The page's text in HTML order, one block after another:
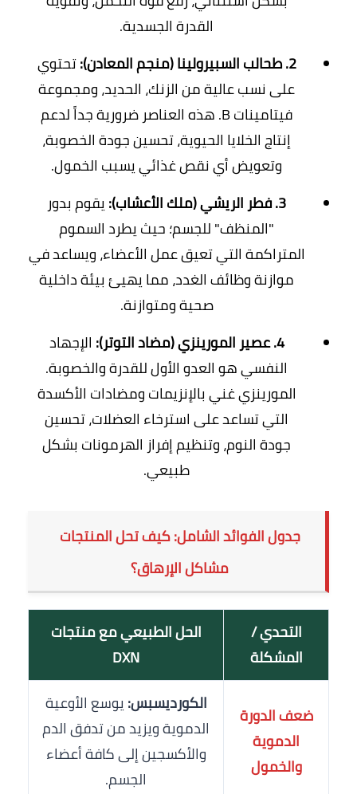
القدرة الجسدية.
2. طحالب السبيرولينا (منجم المعادن):
تحتوي
على نسب عالية من الزنك، الحديد، ومجموعة
فيتامينات B. هذه العناصر ضرورية جداً لدعم
إنتاج الخلايا الحيوية، تحسين جودة الخصوبة،
وتعويض أي نقص غذائي يسبب الخمول.
3. فطر الريشي (ملك الأعشاب):
يقوم بدور
"المنظف" للجسم؛ حيث يطرد السموم
المتراكمة التي تعيق عمل الأعضاء، ويساعد في
موازنة وظائف الغدد، مما يهيئ بيئة داخلية
صحية ومتوازنة.
4. عصير المورينزي (مضاد التوتر):
الإجهاد
النفسي هو العدو الأول للقدرة والخصوبة.
المورينزي غني بالإنزيمات ومضادات الأكسدة
التي تساعد على استرخاء العضلات، تحسين
جودة النوم، وتنظيم إفراز الهرمونات بشكل
طبيعي.
جدول الفوائد الشامل: كيف تحل المنتجات
مشاكل الإرهاق؟
التحدي /
المشكلة
الحل الطبيعي مع منتجات
DXN
ضعف الدورة
الدموية
والخمول
الكورديسبس:يوسع الأوعية
الدموية ويزيد من تدفق الدم
والأكسجين إلى كافة أعضاء
الجسم.